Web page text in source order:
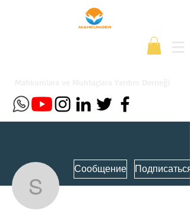
shanteegraaf182
Сообщение Подписаться